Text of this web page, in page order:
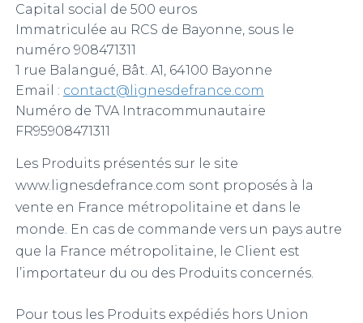
Capital social de 500 euros
Immatriculée au RCS de Bayonne, sous le
numéro 908471311
1 rue Balangué, Bât. A1, 64100 Bayonne
Email : contact@lignesdefrance.com
Numéro de TVA Intracommunautaire
FR95908471311
Les Produits présentés sur le site
www.lignesdefrance.com sont proposés à la
vente en France métropolitaine et dans le
monde. En cas de commande vers un pays autre
que la France métropolitaine, le Client est
l’importateur du ou des Produits concernés.
Pour tous les Produits expédiés hors Union